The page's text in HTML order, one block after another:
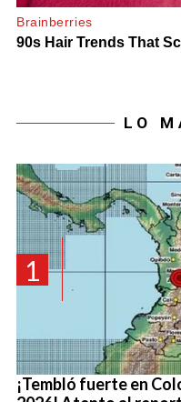
LO
1
¡Tembló fuerte en